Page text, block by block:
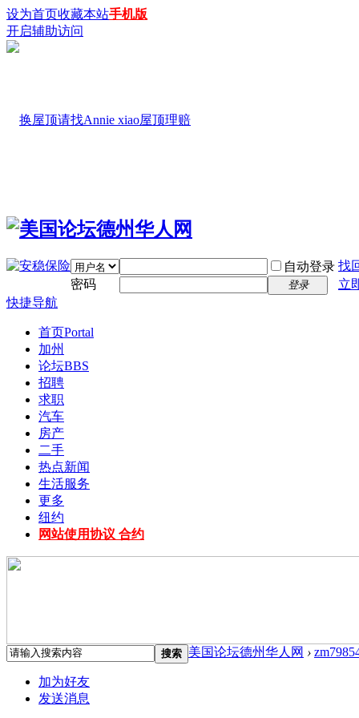
设为首页收藏本站手机版
开启辅助访问
自动登录 找
密码
登录
立
快捷导航
首页Portal
加州
论坛BBS
招聘
求职
汽车
房产
二手
热点新闻
生活服务
更多
纽约
网站使用协议 合约
搜索 美国论坛德州华人网 ›
加为好友
发送消息